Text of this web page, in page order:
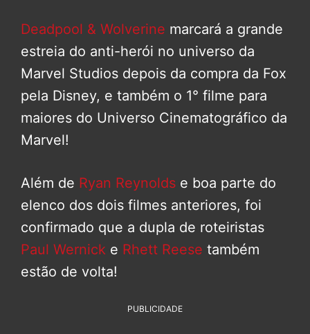
Deadpool & Wolverine marcará a grande
estreia do anti-herói no universo da
Marvel Studios depois da compra da Fox
pela Disney, e também o 1° filme para
maiores do Universo Cinematográfico da
Marvel!
Além de Ryan Reynolds e boa parte do
elenco dos dois filmes anteriores, foi
confirmado que a dupla de roteiristas
Paul Wernick e Rhett Reese também
estão de volta!
PUBLICIDADE